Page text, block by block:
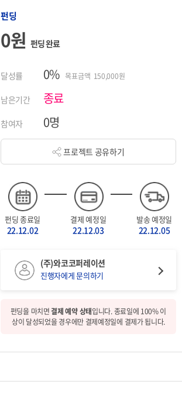
펀딩
0원 펀딩 완료
달성률 0% 목표금액 150,000원
남은기간 종료
참여자 0명
프로젝트 공유하기
펀딩 종료일
22.12.02
결제 예정일
22.12.03
발송 예정일
22.12.05
(주)와코코퍼레이션
진행자에게 문의하기
펀딩을 마치면결제 예약 상태입니다. 종료일에 100% 이
상이 달성되었을 경우에만 결제예정일에 결제가 됩니다.